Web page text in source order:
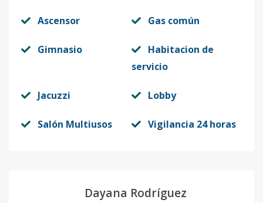
Ascensor Gas común
Gimnasio
Habitacion de
servicio
Jacuzzi Lobby
Salón Multiusos Vigilancia 24 horas
Dayana Rodríguez